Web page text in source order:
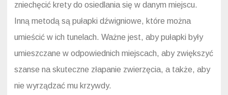
zniechęcić krety do osiedlania się w danym miejscu.
Inną metodą są pułapki dźwigniowe, które można
umieścić w ich tunelach. Ważne jest, aby pułapki były
umieszczane w odpowiednich miejscach, aby zwiększyć
szanse na skuteczne złapanie zwierzęcia, a także, aby
nie wyrządzać mu krzywdy.